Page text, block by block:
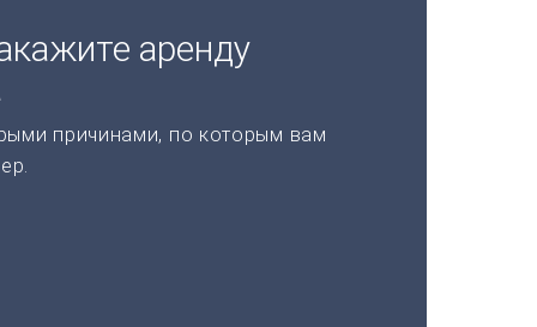
аренду
причинами, по которым вам